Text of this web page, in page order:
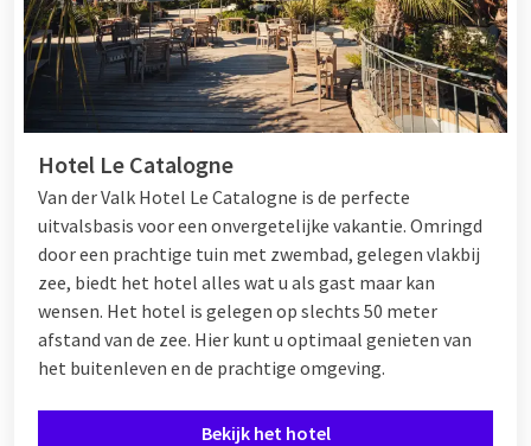
Hotel Le Catalogne
Van der Valk Hotel Le Catalogne is de perfecte
uitvalsbasis voor een onvergetelijke vakantie. Omringd
door een prachtige tuin met zwembad, gelegen vlakbij
zee, biedt het hotel alles wat u als gast maar kan
wensen. Het hotel is gelegen op slechts 50 meter
afstand van de zee. Hier kunt u optimaal genieten van
het buitenleven en de prachtige omgeving.
Bekijk het hotel